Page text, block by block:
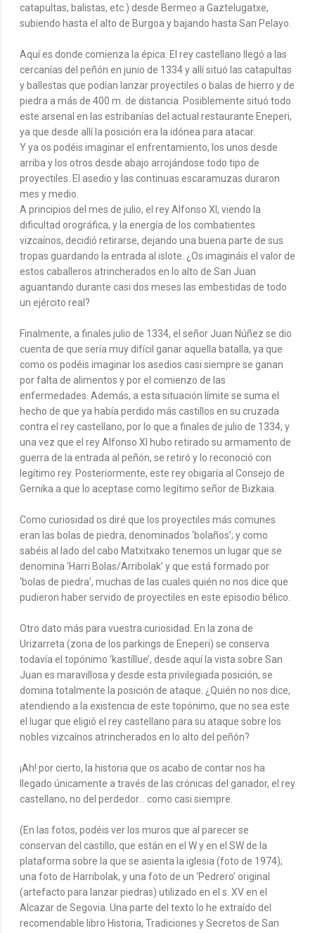
catapultas, balistas, etc.) desde Bermeo a Gaztelugatxe,
subiendo hasta el alto de Burgoa y bajando hasta San Pelayo.
Aquí es donde comienza la épica. El rey castellano llegó a las
cercanías del peñón en junio de 1334 y allí situó las catapultas
y ballestas que podían lanzar proyectiles o balas de hierro y de
piedra a más de 400 m. de distancia. Posiblemente situó todo
este arsenal en las estribanías del actual restaurante Eneperi,
ya que desde allí la posición era la idónea para atacar.
Y ya os podéis imaginar el enfrentamiento, los unos desde
arriba y los otros desde abajo arrojándose todo tipo de
proyectiles. El asedio y las continuas escaramuzas duraron
mes y medio.
A principios del mes de julio, el rey Alfonso XI, viendo la
dificultad orográfica, y la energía de los combatientes
vizcaínos, decidió retirarse, dejando una buena parte de sus
tropas guardando la entrada al islote. ¿Os imagináis el valor de
estos caballeros atrincherados en lo alto de San Juan
aguantando durante casi dos meses las embestidas de todo
un ejército real?
Finalmente, a finales julio de 1334, el señor Juan Núñez se dio
cuenta de que sería muy difícil ganar aquella batalla, ya que
como os podéis imaginar los asedios casi siempre se ganan
por falta de alimentos y por el comienzo de las
enfermedades. Además, a esta situación límite se suma el
hecho de que ya había perdido más castillos en su cruzada
contra el rey castellano, por lo que a finales de julio de 1334, y
una vez que el rey Alfonso XI hubo retirado su armamento de
guerra de la entrada al peñón, se retiró y lo reconoció con
legítimo rey. Posteriormente, este rey obigaría al Consejo de
Gernika a que lo aceptase como legítimo señor de Bizkaia.
Como curiosidad os diré que los proyectiles más comunes
eran las bolas de piedra, denominados ‘bolaños’; y como
sabéis al lado del cabo Matxitxako tenemos un lugar que se
denomina ‘Harri Bolas/Arribolak’ y que está formado por
‘bolas de piedra’, muchas de las cuales quién no nos dice que
pudieron haber servido de proyectiles en este episodio bélico.
Otro dato más para vuestra curiosidad. En la zona de
Urizarreta (zona de los parkings de Eneperi) se conserva
todavía el topónimo ‘kastíllue’, desde aquí la vista sobre San
Juan es maravillosa y desde esta privilegiada posición, se
domina totalmente la posición de ataque. ¿Quién no nos dice,
atendiendo a la existencia de este topónimo, que no sea este
el lugar que eligió el rey castellano para su ataque sobre los
nobles vizcaínos atrincherados en lo alto del peñón?
¡Ah! por cierto, la historia que os acabo de contar nos ha
llegado únicamente a través de las crónicas del ganador, el rey
castellano, no del perdedor... como casi siempre.
(En las fotos, podéis ver los muros que al parecer se
conservan del castillo, que están en el W y en el SW de la
plataforma sobre la que se asienta la iglesia (foto de 1974);
una foto de Harribolak, y una foto de un ‘Pedrero’ original
(artefacto para lanzar piedras) utilizado en el s. XV en el
Alcazar de Segovia. Una parte del texto lo he extraído del
recomendable libro Historia, Tradiciones y Secretos de San